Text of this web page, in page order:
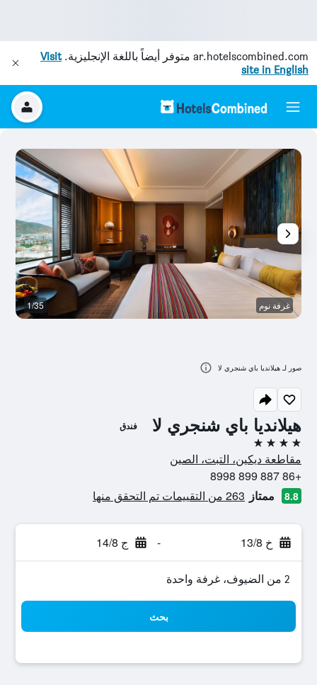
ar.hotelscombined.com متوفر أيضاً باللغة الإنجليزية.Visit
site in English
هيلانديا باي شنجري لا فندق
4 نجوم
مقاطعة ديكين، التبت، الصين
+86 887 899 8998
8.8 ممتاز 263 من التقييمات تم التحقق منها
خ 13/8 - ج 14/8
2 من الضيوف، غرفة واحدة
بحث
غرفة نوم 1/35
صور لـ هيلانديا باي شنجري لا